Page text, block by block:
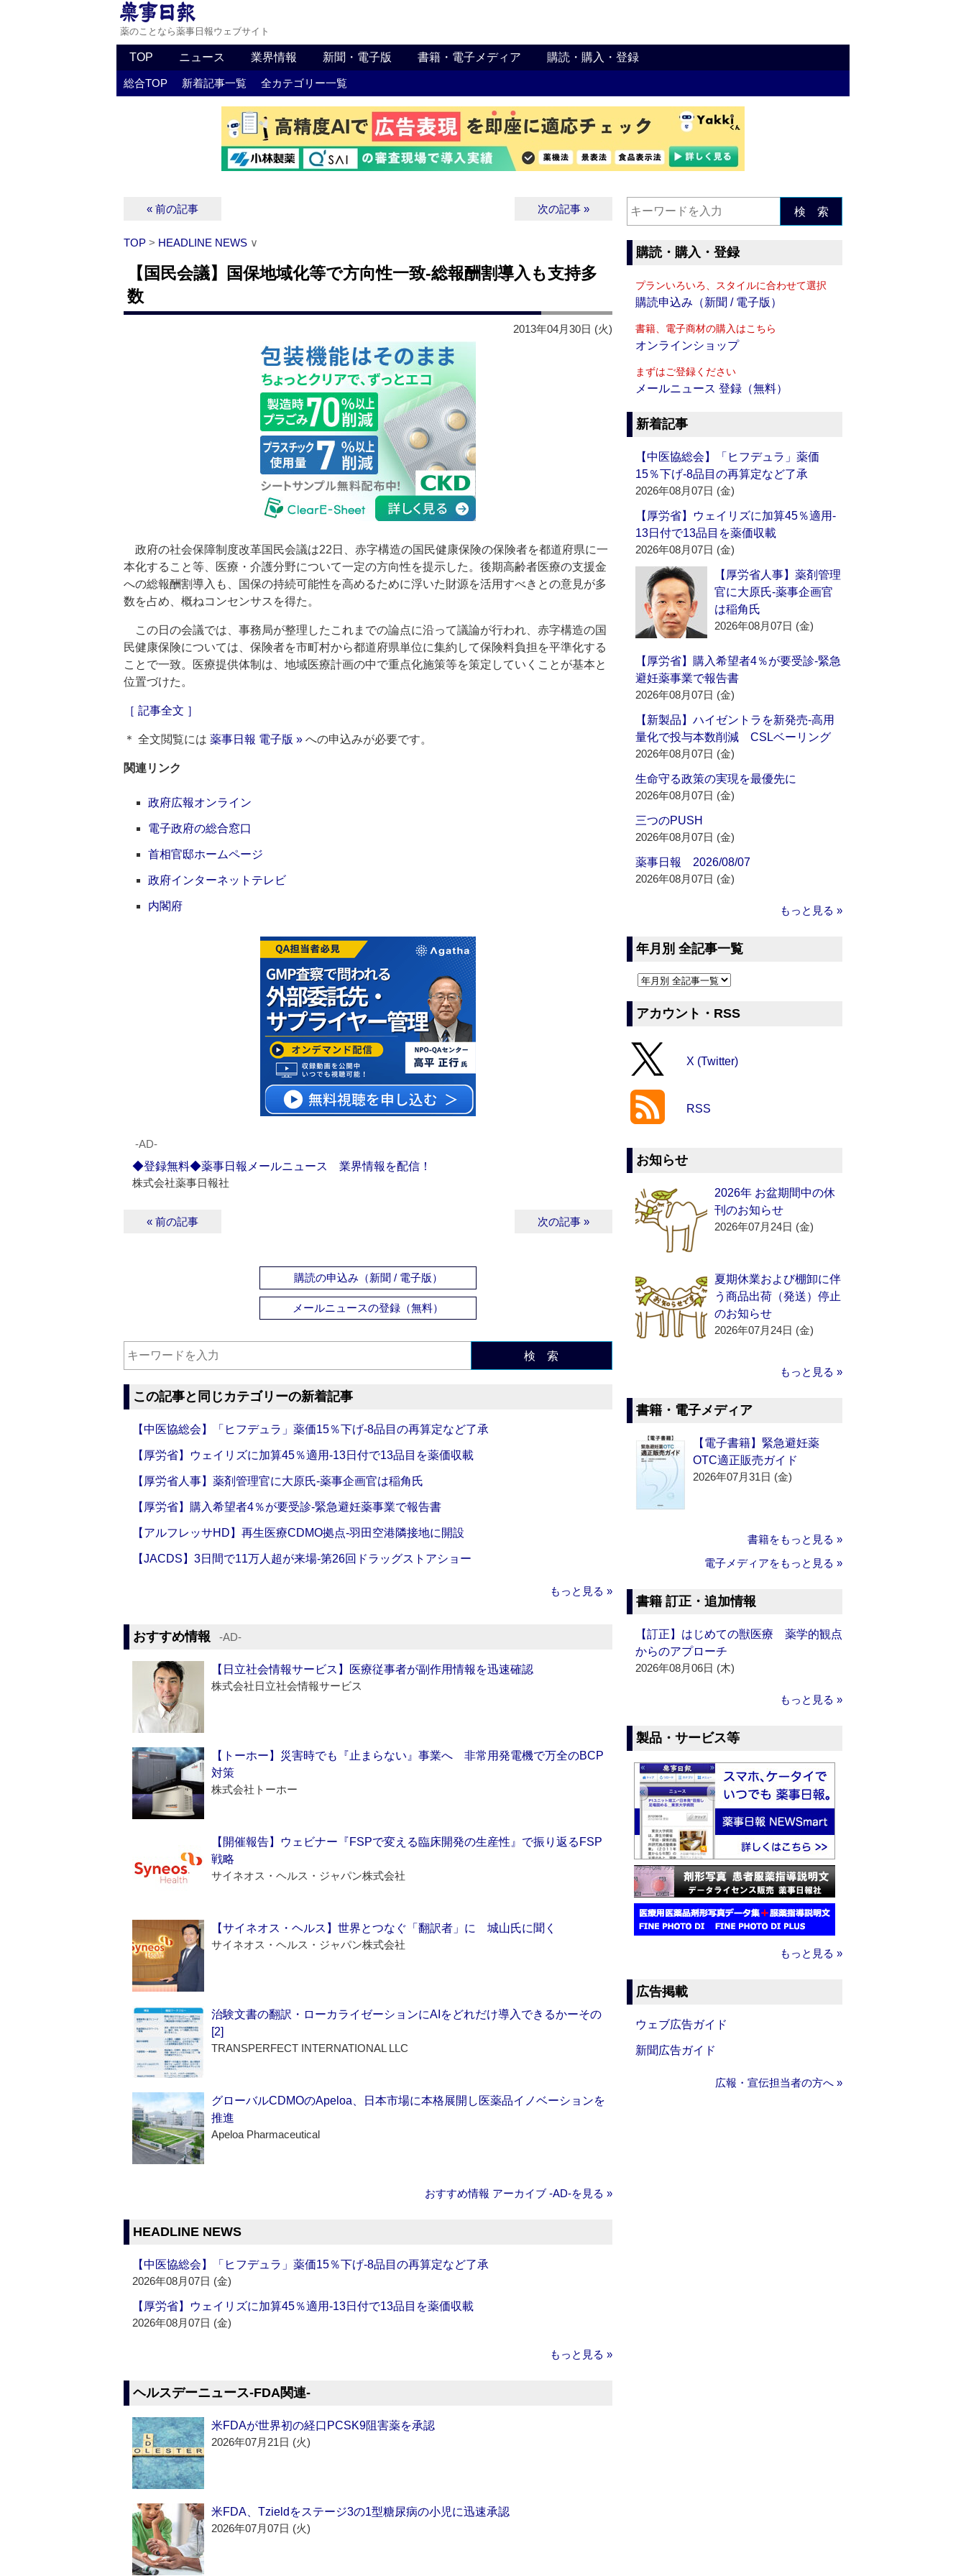
薬のことなら薬事日報ウェブサイト
TOP ニュース 業界情報 新聞・電子版 書籍・電子メディア 購読・購入・登録
総合TOP 新着記事一覧 全カテゴリー一覧
« 前の記事 次の記事 »
TOP > HEADLINE NEWS ∨
【国民会議】国保地域化等で方向性一致‐総報酬割導入も支持多
数
2013年04月30日 (火)
政府の社会保障制度改革国民会議は22日、赤字構造の国民健康保険の保険者を都道府県に一
本化すること等、医療・介護分野について一定の方向性を提示した。後期高齢者医療の支援金
への総報酬割導入も、国保の持続可能性を高めるために浮いた財源を活用すべきとの意見が多
数を占め、概ねコンセンサスを得た。
この日の会議では、事務局が整理したこれまでの論点に沿って議論が行われ、赤字構造の国
民健康保険については、保険者を市町村から都道府県単位に集約して保険料負担を平準化する
ことで一致。医療提供体制は、地域医療計画の中で重点化施策等を策定していくことが基本と
位置づけた。
［ 記事全文 ］
＊ 全文閲覧には 薬事日報 電子版 » への申込みが必要です。
関連リンク
政府広報オンライン
電子政府の総合窓口
首相官邸ホームページ
政府インターネットテレビ
内閣府
‐AD‐
◆登録無料◆薬事日報メールニュース 業界情報を配信！
株式会社薬事日報社
« 前の記事 次の記事 »
購読の申込み（新聞 / 電子版）
メールニュースの登録（無料）
検 索
この記事と同じカテゴリーの新着記事
【中医協総会】「ヒフデュラ」薬価15％下げ‐8品目の再算定など了承
【厚労省】ウェイリズに加算45％適用‐13日付で13品目を薬価収載
【厚労省人事】薬剤管理官に大原氏‐薬事企画官は稲角氏
【厚労省】購入希望者4％が要受診‐緊急避妊薬事業で報告書
【アルフレッサHD】再生医療CDMO拠点‐羽田空港隣接地に開設
【JACDS】3日間で11万人超が来場‐第26回ドラッグストアショー
もっと見る »
おすすめ情報 ‐AD‐
【日立社会情報サービス】医療従事者が副作用情報を迅速確認
株式会社日立社会情報サービス
【トーホー】災害時でも『止まらない』事業へ 非常用発電機で万全のBCP
対策
株式会社トーホー
【開催報告】ウェビナー『FSPで変える臨床開発の生産性』で振り返るFSP
戦略
サイネオス・ヘルス・ジャパン株式会社
【サイネオス・ヘルス】世界とつなぐ「翻訳者」に 城山氏に聞く
サイネオス・ヘルス・ジャパン株式会社
治験文書の翻訳・ローカライゼーションにAIをどれだけ導入できるかーその
[2]
TRANSPERFECT INTERNATIONAL LLC
グローバルCDMOのApeloa、日本市場に本格展開し医薬品イノベーションを
推進
Apeloa Pharmaceutical
おすすめ情報 アーカイブ ‐AD‐を見る »
HEADLINE NEWS
【中医協総会】「ヒフデュラ」薬価15％下げ‐8品目の再算定など了承
2026年08月07日 (金)
【厚労省】ウェイリズに加算45％適用‐13日付で13品目を薬価収載
2026年08月07日 (金)
もっと見る »
ヘルスデーニュース‐FDA関連‐
米FDAが世界初の経口PCSK9阻害薬を承認
2026年07月21日 (火)
米FDA、Tzieldをステージ3の1型糖尿病の小児に迅速承認
2026年07月07日 (火)
検 索
購読・購入・登録
プランいろいろ、スタイルに合わせて選択
購読申込み（新聞 / 電子版）
書籍、電子商材の購入はこちら
オンラインショップ
まずはご登録ください
メールニュース 登録（無料）
新着記事
【中医協総会】「ヒフデュラ」薬価
15％下げ‐8品目の再算定など了承
2026年08月07日 (金)
【厚労省】ウェイリズに加算45％適用‐
13日付で13品目を薬価収載
2026年08月07日 (金)
【厚労省人事】薬剤管理
官に大原氏‐薬事企画官
は稲角氏
2026年08月07日 (金)
【厚労省】購入希望者4％が要受診‐緊急
避妊薬事業で報告書
2026年08月07日 (金)
【新製品】ハイゼントラを新発売‐高用
量化で投与本数削減 CSLベーリング
2026年08月07日 (金)
生命守る政策の実現を最優先に
2026年08月07日 (金)
三つのPUSH
2026年08月07日 (金)
薬事日報 2026/08/07
2026年08月07日 (金)
もっと見る »
年月別 全記事一覧
アカウント・RSS
X (Twitter)
RSS
お知らせ
2026年 お盆期間中の休
刊のお知らせ
2026年07月24日 (金)
夏期休業および棚卸に伴
う商品出荷（発送）停止
のお知らせ
2026年07月24日 (金)
もっと見る »
書籍・電子メディア
【電子書籍】緊急避妊薬
OTC適正販売ガイド
2026年07月31日 (金)
書籍をもっと見る »
電子メディアをもっと見る »
書籍 訂正・追加情報
【訂正】はじめての獣医療 薬学的観点
からのアプローチ
2026年08月06日 (木)
もっと見る »
製品・サービス等
もっと見る »
広告掲載
ウェブ広告ガイド
新聞広告ガイド
広報・宣伝担当者の方へ »